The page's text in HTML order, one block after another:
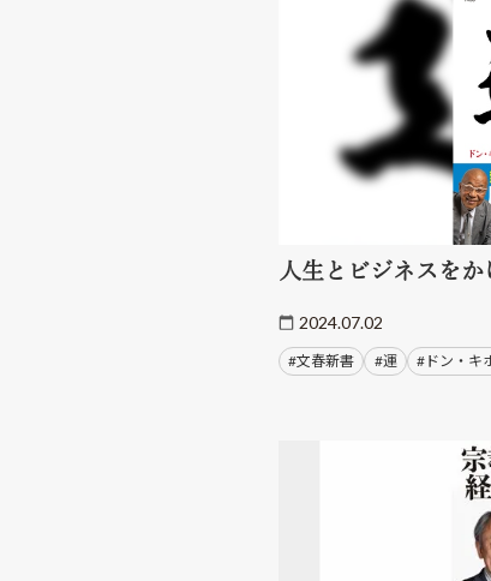
人生とビジネスを
2024.07.02
#文春新書 #運 #ドン・キ